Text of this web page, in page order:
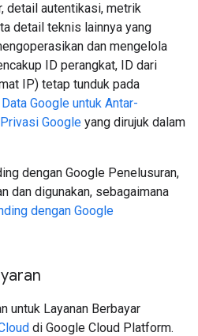
detail autentikasi, metrik
detail teknis lainnya yang
dan mengelola
ID perangkat, ID dari
IP) tetap tunduk pada
Google untuk Antar-
Google yang dirujuk dalam
dengan Google Penelusuran,
dan digunakan, sebagaimana
dengan Google
untuk Layanan Berbayar
di Google Cloud Platform.